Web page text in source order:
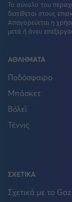
Το σύνολο του
διατίθεται στους
Απαγορεύεται η
μετά ή άνευ
ΑΘΛΗΜΑΤΑ
Ποδόσφαιρο
Μπάσκετ
Βόλεϊ
Τέννις
ΣΧΕΤΙΚΑ
Σχετικά με το